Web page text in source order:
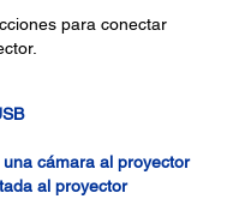
para conectar
cámara al proyector
al proyector